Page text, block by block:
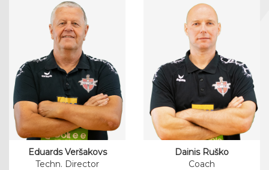
Eduards Veršakovs
Techn. Director
Dainis Ruško
Coach